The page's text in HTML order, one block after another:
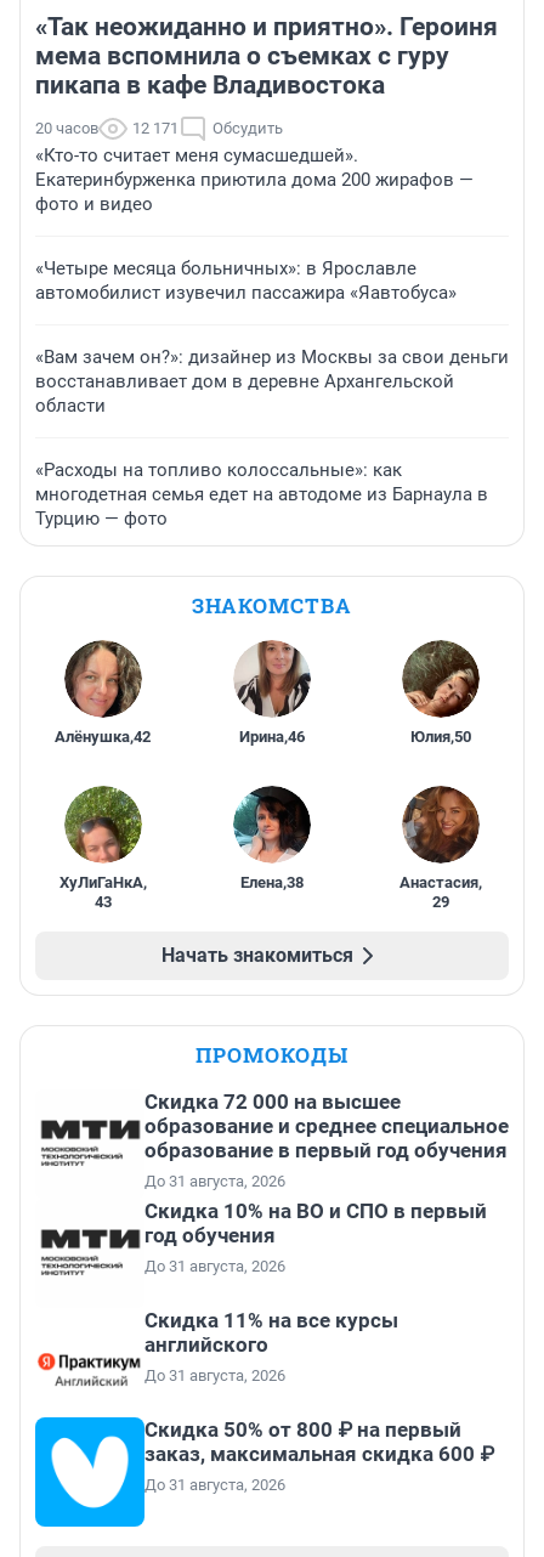
«Так неожиданно и приятно». Героиня
мема вспомнила о съемках с гуру
пикапа в кафе Владивостока
20 часов 12 171 Обсудить
«Кто-то считает меня сумасшедшей».
Екатеринбурженка приютила дома 200 жирафов —
фото и видео
«Четыре месяца больничных»: в Ярославле
автомобилист изувечил пассажира «Яавтобуса»
«Вам зачем он?»: дизайнер из Москвы за свои деньги
восстанавливает дом в деревне Архангельской
области
«Расходы на топливо колоссальные»: как
многодетная семья едет на автодоме из Барнаула в
Турцию — фото
ЗНАКОМСТВА
Алёнушка,42 Ирина,46 Юлия,50
ХуЛиГаНкА,
43
Елена,38 Анастасия,
29
Начать знакомиться
ПРОМОКОДЫ
Скидка 72 000 на высшее
образование и среднее специальное
образование в первый год обучения
До 31 августа, 2026
Скидка 10% на ВО и СПО в первый
год обучения
До 31 августа, 2026
Скидка 11% на все курсы
английского
До 31 августа, 2026
Скидка 50% от 800 ₽ на первый
заказ, максимальная скидка 600 ₽
До 31 августа, 2026